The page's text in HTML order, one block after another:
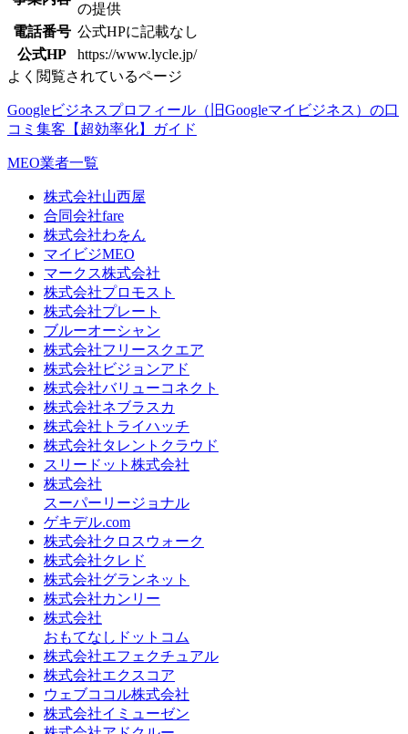
の提供
電話番号 公式HPに記載なし
公式HP
https://www.lycle.jp/
よく閲覧されているページ
Googleビジネスプロフィール（旧Googleマイビジネス）の口
コミ集客【超効率化】ガイド
MEO業者一覧
株式会社山西屋
合同会社fare
株式会社わをん
マイビジMEO
マークス株式会社
株式会社プロモスト
株式会社プレート
ブルーオーシャン
株式会社フリースクエア
株式会社ビジョンアド
株式会社バリューコネクト
株式会社ネブラスカ
株式会社トライハッチ
株式会社タレントクラウド
スリードット株式会社
株式会社
スーパーリージョナル
ゲキデル.com
株式会社クロスウォーク
株式会社クレド
株式会社グランネット
株式会社カンリー
株式会社
おもてなしドットコム
株式会社エフェクチュアル
株式会社エクスコア
ウェブココル株式会社
株式会社イミューゼン